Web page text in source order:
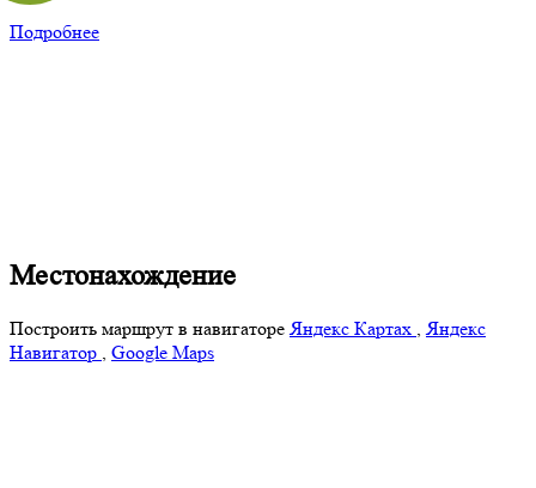
Подробнее
Местонахождение
Построить маршрут в навигатореЯндекс Картах ,Яндекс
Навигатор , Google Maps